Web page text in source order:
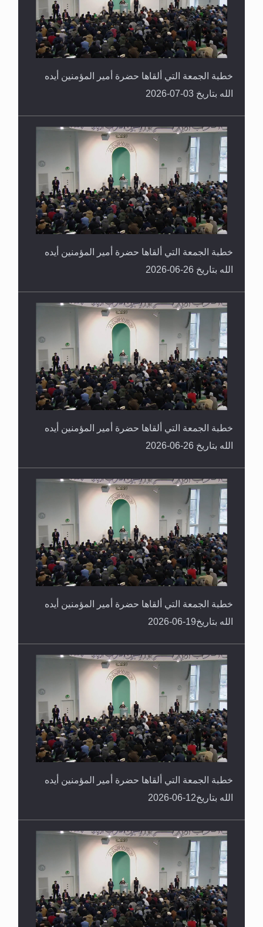
خطبة الجمعة التي ألقاها حضرة أمير المؤمنين أيده
الله بتاريخ 03-07-2026
خطبة الجمعة التي ألقاها حضرة أمير المؤمنين أيده
الله بتاريخ 26-06-2026
خطبة الجمعة التي ألقاها حضرة أمير المؤمنين أيده
الله بتاريخ 26-06-2026
خطبة الجمعة التي ألقاها حضرة أمير المؤمنين أيده
الله بتاريخ19-06-2026
خطبة الجمعة التي ألقاها حضرة أمير المؤمنين أيده
الله بتاريخ12-06-2026